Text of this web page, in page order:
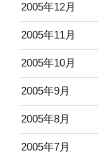
2005年12月
2005年11月
2005年10月
2005年9月
2005年8月
2005年7月